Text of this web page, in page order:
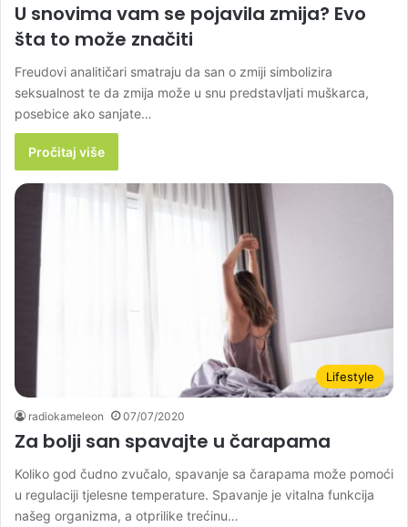
U snovima vam se pojavila zmija? Evo
šta to može značiti
Freudovi analitičari smatraju da san o zmiji simbolizira
seksualnost te da zmija može u snu predstavljati muškarca,
posebice ako sanjate…
Pročitaj više
Lifestyle
radiokameleon 07/07/2020
Za bolji san spavajte u čarapama
Koliko god čudno zvučalo, spavanje sa čarapama može pomoći
u regulaciji tjelesne temperature. Spavanje je vitalna funkcija
našeg organizma, a otprilike trećinu…